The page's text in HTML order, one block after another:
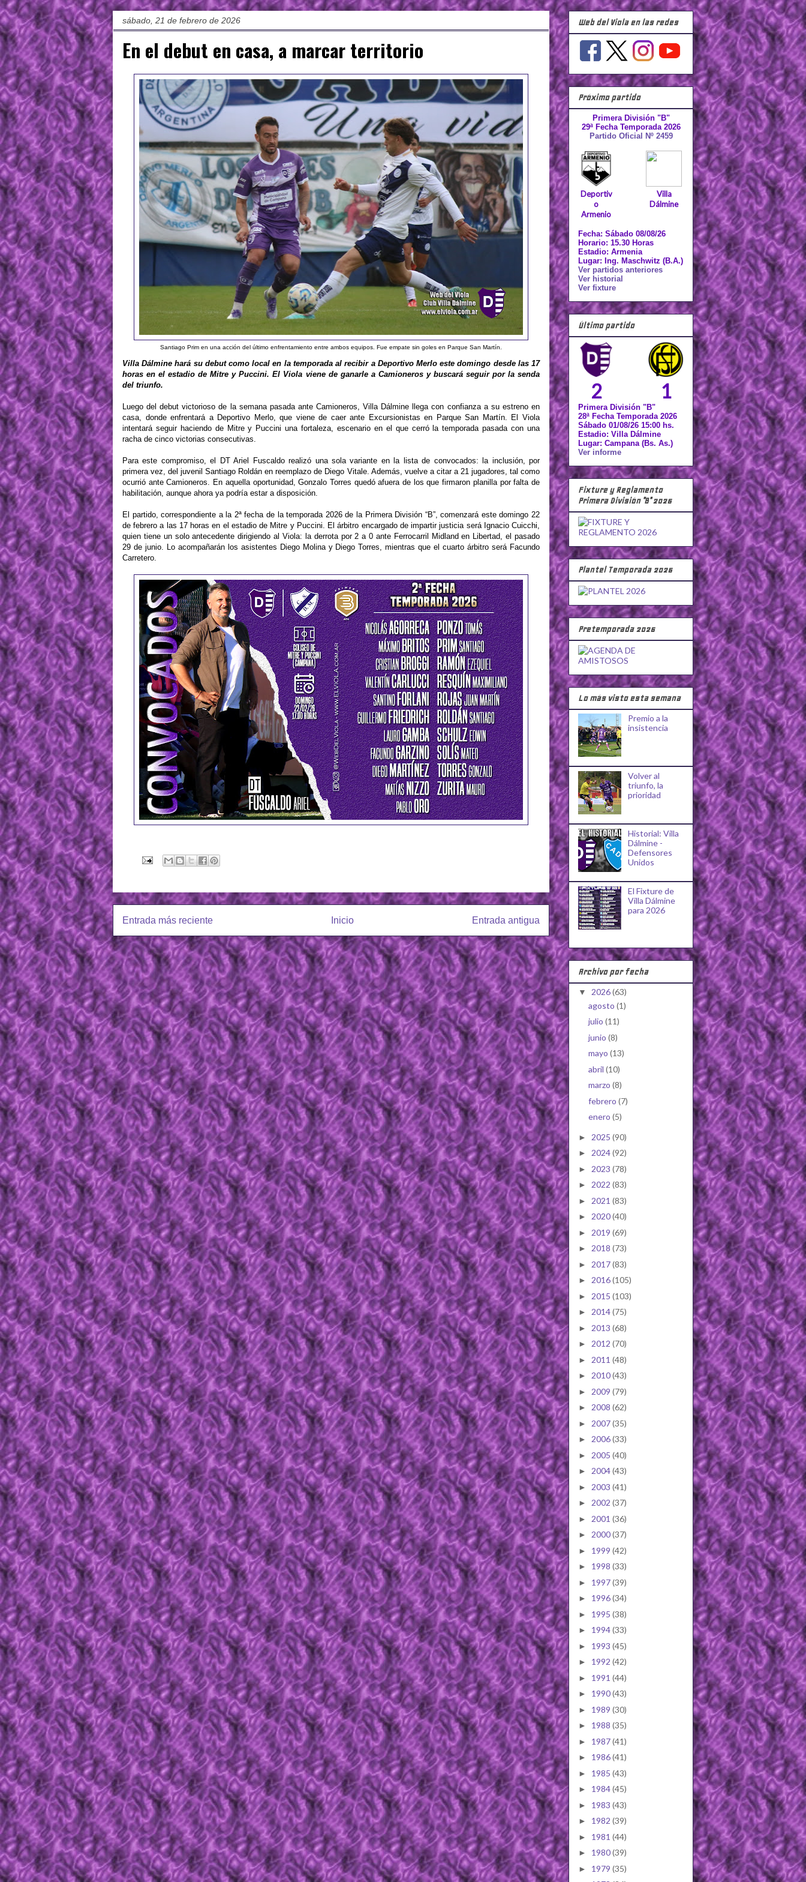
sábado, 21 de febrero de 2026
En el debut en casa, a marcar territorio
Santiago Prim en una acción del último enfrentamiento entre ambos equipos. Fue empate sin goles en Parque San Martín.
Villa Dálmine hará su debut como local en la temporada al recibir a Deportivo Merlo este domingo desde las 17
horas en el estadio de Mitre y Puccini. El Viola viene de ganarle a Camioneros y buscará seguir por la senda
del triunfo.
Luego del debut victorioso de la semana pasada ante Camioneros, Villa Dálmine llega con confianza a su estreno en
casa, donde enfrentará a Deportivo Merlo, que viene de caer ante Excursionistas en Parque San Martín. El Viola
intentará seguir haciendo de Mitre y Puccini una fortaleza, escenario en el que cerró la temporada pasada con una
racha de cinco victorias consecutivas.
Para este compromiso, el DT Ariel Fuscaldo realizó una sola variante en la lista de convocados: la inclusión, por
primera vez, del juvenil Santiago Roldán en reemplazo de Diego Vitale. Además, vuelve a citar a 21 jugadores, tal como
ocurrió ante Camioneros. En aquella oportunidad, Gonzalo Torres quedó afuera de los que firmaron planilla por falta de
habilitación, aunque ahora ya podría estar a disposición.
El partido, correspondiente a la 2ª fecha de la temporada 2026 de la Primera División “B”, comenzará este domingo 22
de febrero a las 17 horas en el estadio de Mitre y Puccini. El árbitro encargado de impartir justicia será Ignacio Cuicchi,
quien tiene un solo antecedente dirigiendo al Viola: la derrota por 2 a 0 ante Ferrocarril Midland en Libertad, el pasado
29 de junio. Lo acompañarán los asistentes Diego Molina y Diego Torres, mientras que el cuarto árbitro será Facundo
Carretero.
Entrada más reciente Entrada antigua
Inicio
Web del Viola en las redes
Próximo partido
Primera División "B"
29ª Fecha Temporada 2026
Partido Oficial Nº 2459
Deportiv
o
Armenio
Villa
Dálmine
Fecha: Sábado 08/08/26
Horario: 15.30 Horas
Estadio: Armenia
Lugar: Ing. Maschwitz (B.A.)
Ver partidos anteriores
Ver historial
Ver fixture
Último partido
2 1
Primera División "B"
28ª Fecha Temporada 2026
Sábado 01/08/26 15:00 hs.
Estadio: Villa Dálmine
Lugar: Campana (Bs. As.)
Ver informe
Fixture y Reglamento
Primera División "B" 2026
Plantel Temporada 2026
Pretemporada 2026
Lo más visto esta semana
Premio a la
insistencia
Volver al
triunfo, la
prioridad
Historial: Villa
Dálmine -
Defensores
Unidos
El Fixture de
Villa Dálmine
para 2026
Archivo por fecha
▼ 2026(63)
agosto (1)
julio (11)
junio (8)
mayo (13)
abril (10)
marzo (8)
febrero (7)
enero (5)
► 2025 (90)
► 2024(92)
► 2023 (78)
► 2022 (83)
► 2021 (83)
► 2020(40)
► 2019 (69)
► 2018 (73)
► 2017(83)
► 2016(105)
► 2015 (103)
► 2014(75)
► 2013 (68)
► 2012 (70)
► 2011 (48)
► 2010(43)
► 2009 (79)
► 2008 (62)
► 2007(35)
► 2006(33)
► 2005 (40)
► 2004(43)
► 2003 (41)
► 2002 (37)
► 2001 (36)
► 2000(37)
► 1999 (42)
► 1998 (33)
► 1997(39)
► 1996(34)
► 1995 (38)
► 1994(33)
► 1993 (45)
► 1992 (42)
► 1991 (44)
► 1990(43)
► 1989 (30)
► 1988 (35)
► 1987(41)
► 1986(41)
► 1985 (43)
► 1984(45)
► 1983 (43)
► 1982 (39)
► 1981 (44)
► 1980(39)
► 1979 (35)